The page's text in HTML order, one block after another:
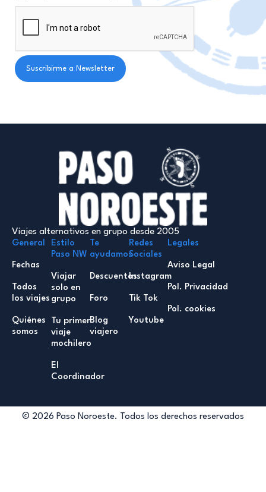
Viajes alternativos en grupo desde 2005
General
Fechas
Todos
los viajes
Quiénes
somos
Estilo
Paso NW
Viajar
solo en
grupo
Tu primer
viaje
mochilero
El
Coordinador
Te
ayudamos
Descuentos
Foro
Blog
viajero
Redes
Sociales
Instagram
Tik Tok
Youtube
Legales
Aviso Legal
Pol. Privacidad
Pol. cookies
© 2026 Paso Noroeste. Todos los derechos reservados